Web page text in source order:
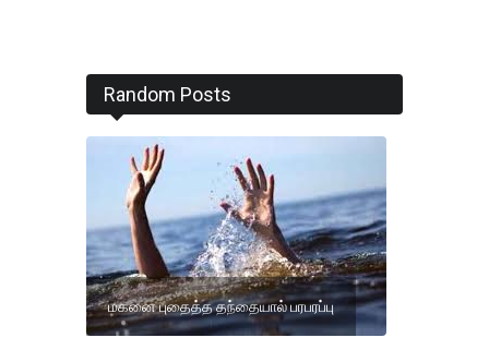
Random Posts
மகனை புதைத்த தந்தையால் பரபரப்பு